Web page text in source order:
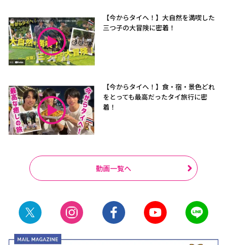
【今からタイへ！】大自然を満喫した
三つ子の大冒険に密着！
【今からタイへ！】食・宿・景色どれ
をとっても最高だったタイ旅行に密
着！
動画一覧へ